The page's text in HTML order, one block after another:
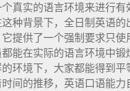
真实的语言环境来进行有
这种背景下，全日制英语
提供了一个强制要求只使
能在实际的语言环境中锻
环境下，大家都能得到
间的推移，英语口语能力